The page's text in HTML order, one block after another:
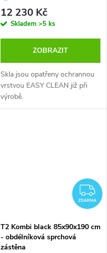
point 6 mm
12 230 Kč
Skladem >5 ks
ZOBRAZIT
Skla jsou opatřeny ochrannou
vrstvou EASY CLEAN již při
výrobě.
ZDARMA
T2 Kombi black 85x90x190 cm
- obdélníková sprchová
zástěna